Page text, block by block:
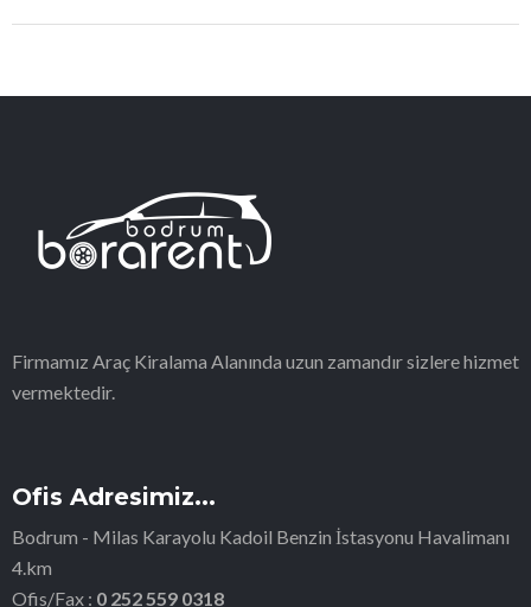
Firmamız Araç Kiralama Alanında uzun zamandır sizlere hizmet
vermektedir.
Ofis Adresimiz...
Bodrum - Milas Karayolu Kadoil Benzin İstasyonu Havalimanı
4.km
Ofis/Fax : 0 252 559 0318